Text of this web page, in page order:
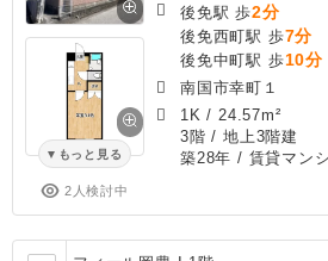
もっと見る
2人検討中
後免駅 歩2分
後免西町駅 歩7分
後免中町駅 歩10分
南国市幸町１
1K / 24.57m²
3階 / 地上3階建
築28年 / 賃貸マン